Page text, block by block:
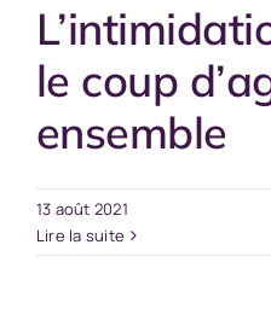
le coup
ensemble
13 août 2021
Lire la suite